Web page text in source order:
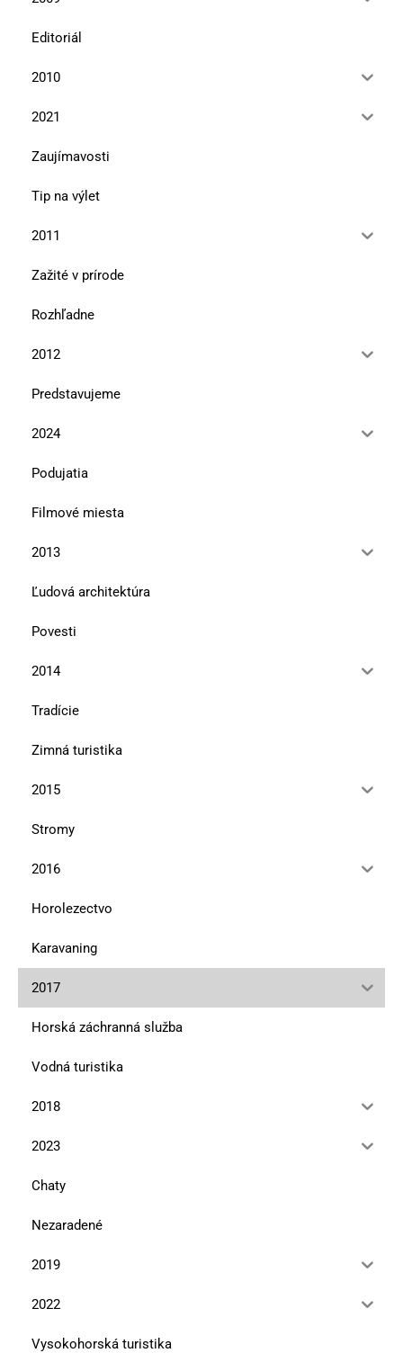
Editoriál
2010
2021
Zaujímavosti
Tip na výlet
2011
Zažité v prírode
Rozhľadne
2012
Predstavujeme
2024
Podujatia
Filmové miesta
2013
Ľudová architektúra
Povesti
2014
Tradície
Zimná turistika
2015
Stromy
2016
Horolezectvo
Karavaning
2017
Horská záchranná služba
Vodná turistika
2018
2023
Chaty
Nezaradené
2019
2022
Vysokohorská turistika